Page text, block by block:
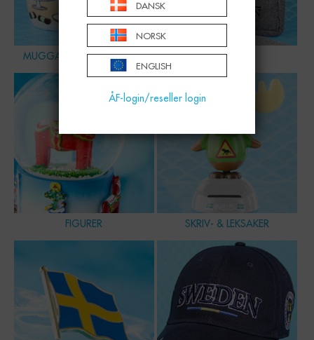
MUGGAR, SKÅLAR & GLAS HEMMET
FIGURER SKRIV- & LEKSAKER
DANSK
NORSK
ENGLISH
ÅF-login/reseller login